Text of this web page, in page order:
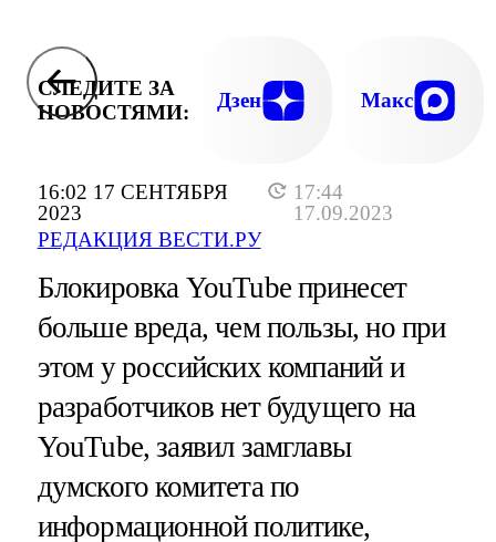
16:02 17 СЕНТЯБРЯ
2023
17:44
17.09.2023
РЕДАКЦИЯ ВЕСТИ.РУ
СЛЕДИТЕ ЗА
НОВОСТЯМИ:
Дзен Макс
Блокировка YouTube принесет
больше вреда, чем пользы, но при
этом у российских компаний и
разработчиков нет будущего на
YouTube, заявил замглавы
думского комитета по
информационной политике,